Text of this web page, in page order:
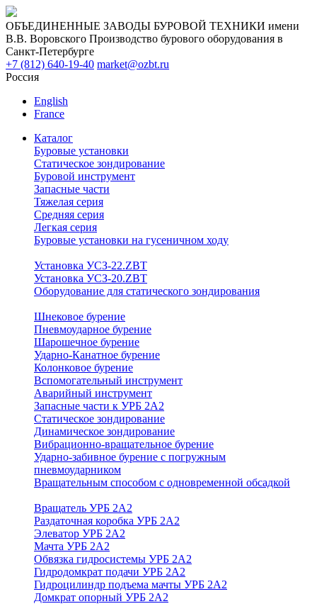
ОБЪЕДИНЕННЫЕ ЗАВОДЫ БУРОВОЙ ТЕХНИКИ имени
В.В. Воровского Производство бурового оборудования в
Санкт-Петербурге
+7 (812) 640-19-40 market@ozbt.ru
Россия
English
France
Каталог
Буровые установки
Статическое зондирование
Буровой инструмент
Запасные части
Тяжелая серия
Средняя серия
Легкая серия
Буровые установки на гусеничном ходу
Установка УСЗ-22.ZBT
Установка УСЗ-20.ZBT
Оборудование для статического зондирования
Шнековое бурение
Пневмоударное бурение
Шарошечное бурение
Ударно-Канатное бурение
Колонковое бурение
Вспомогательный инструмент
Аварийный инструмент
Запасные части к УРБ 2А2
Статическое зондирование
Динамическое зондирование
Вибрационно-вращательное бурение
Ударно-забивное бурение с погружным
пневмоударником
Вращательным способом с одновременной обсадкой
Вращатель УРБ 2А2
Раздаточная коробка УРБ 2А2
Элеватор УРБ 2А2
Мачта УРБ 2А2
Обвязка гидросистемы УРБ 2А2
Гидродомкрат подачи УРБ 2А2
Гидроцилиндр подъема мачты УРБ 2А2
Домкрат опорный УРБ 2А2